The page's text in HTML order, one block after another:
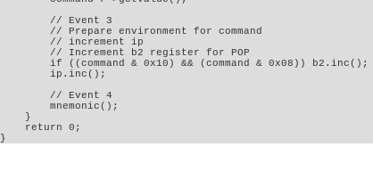
// Event 3
// Prepare environment for command
// increment ip
// Increment b2 register for POP
if ((command & 0x10) && (command & 0x08)) b2.inc();
ip.inc();
// Event 4
mnemonic();
}
return 0;
}